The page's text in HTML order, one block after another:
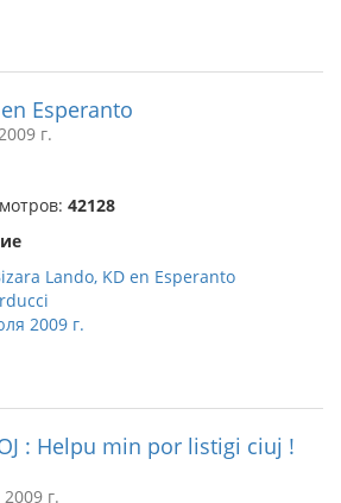
Esperanto
г.
42128
Lando, KD en Esperanto
2009 г.
: Helpu min por listigi ciuj !
г.